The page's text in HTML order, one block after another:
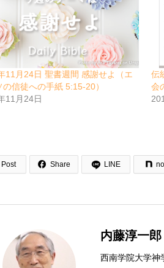
11月24日 聖書週間 感謝せよ（エ
の信徒への手紙 5:15-20）
11月24日
伝
会
Post  Share LINE
内藤淳一郎
西南学院大学神